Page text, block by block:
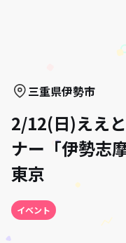
三重県伊勢市
2/12(日)ええ
ナー「伊勢志
東京
イベント